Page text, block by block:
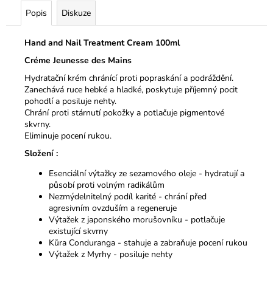
Popis Diskuze
Hand and Nail Treatment Cream 100ml
Créme Jeunesse des Mains
Hydratační krém chránící proti popraskání a podráždění.
Zanechává ruce hebké a hladké, poskytuje příjemný pocit
pohodlí a posiluje nehty.
Chrání proti stárnutí pokožky a potlačuje pigmentové
skvrny.
Eliminuje pocení rukou.
Složení :
Esenciální výtažky ze sezamového oleje - hydratují a
působí proti volným radikálům
Nezmýdelnitelný podíl karité - chrání před
agresivním ovzduším a regeneruje
Výtažek z japonského morušovníku - potlačuje
existující skvrny
Kůra Conduranga - stahuje a zabraňuje pocení rukou
Výtažek z Myrhy - posiluje nehty